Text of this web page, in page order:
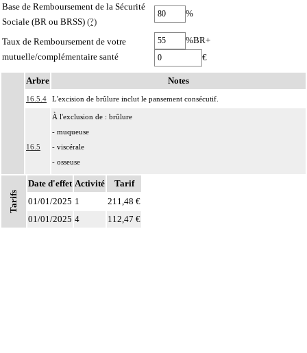
Base de Remboursement de la Sécurité
Sociale (BR ou BRSS) (?)
%
Taux de Remboursement de votre
mutuelle/complémentaire santé
%BR+
€
Arbre Notes
16.5.4 L'excision de brûlure inclut le pansement consécutif.
16.5
À l'exclusion de : brûlure
- muqueuse
- viscérale
- osseuse
séquelles de brûlure
Comprend :
- érythrodermie bulleuse avec épidermolyse [syndrome de Lyell]
Tarifs
Date d'effet Activité
Tarif
01/01/2025 1
211,48 €
01/01/2025 4 112,47 €